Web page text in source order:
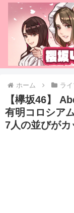
ホーム ラ
【欅坂46】
有明コロシア
7人の並びがカ